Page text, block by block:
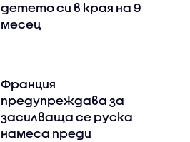
детето си в края на 9
месец
Франция
предупреждава за
засилваща се руска
намеса преди